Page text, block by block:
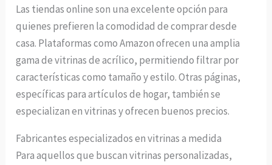
Las tiendas online son una excelente opción para
quienes prefieren la comodidad de comprar desde
casa. Plataformas como Amazon ofrecen una amplia
gama de vitrinas de acrílico, permitiendo filtrar por
características como tamaño y estilo. Otras páginas,
específicas para artículos de hogar, también se
especializan en vitrinas y ofrecen buenos precios.
Fabricantes especializados en vitrinas a medida
Para aquellos que buscan vitrinas personalizadas,